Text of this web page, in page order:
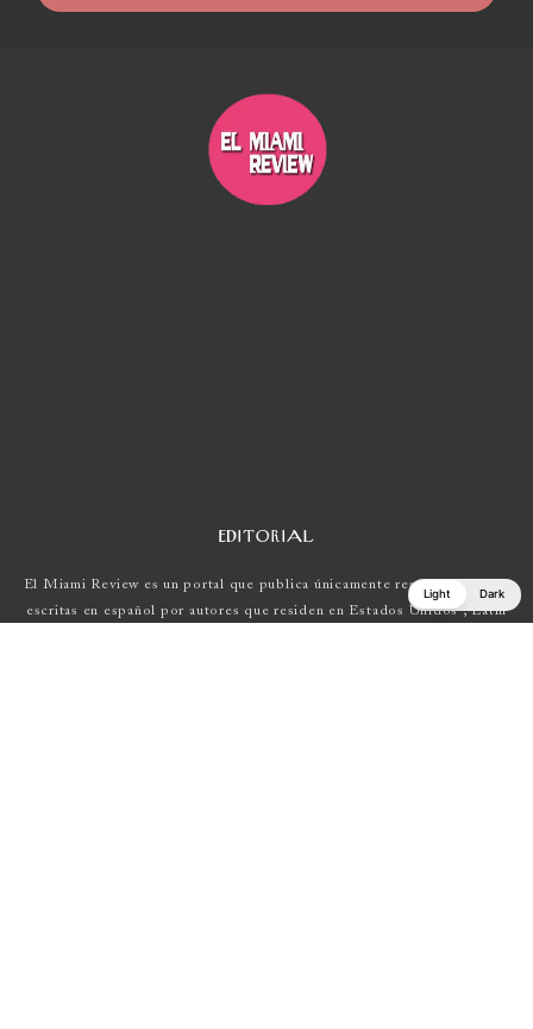
EDITORIAL
El Miami Review es un portal que publica únicamente reseñas de obras
escritas en español por autores que residen en Estados Unidos , Latin
Light Dark